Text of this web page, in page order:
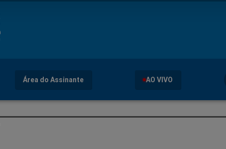
Área do Assinante AO VIVO